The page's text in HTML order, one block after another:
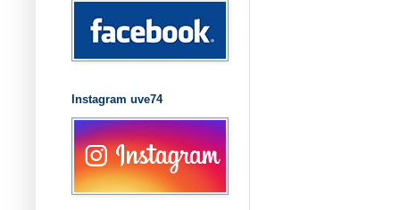
Instagram uve74